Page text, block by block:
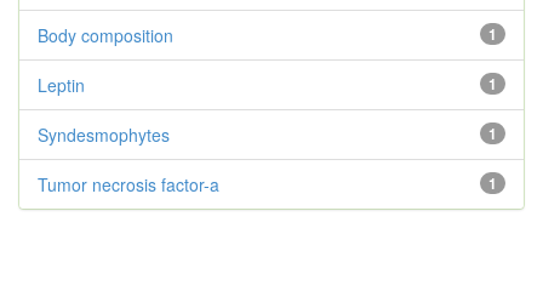
1
Body composition
1
Leptin
1
Syndesmophytes
1
Tumor necrosis factor-a